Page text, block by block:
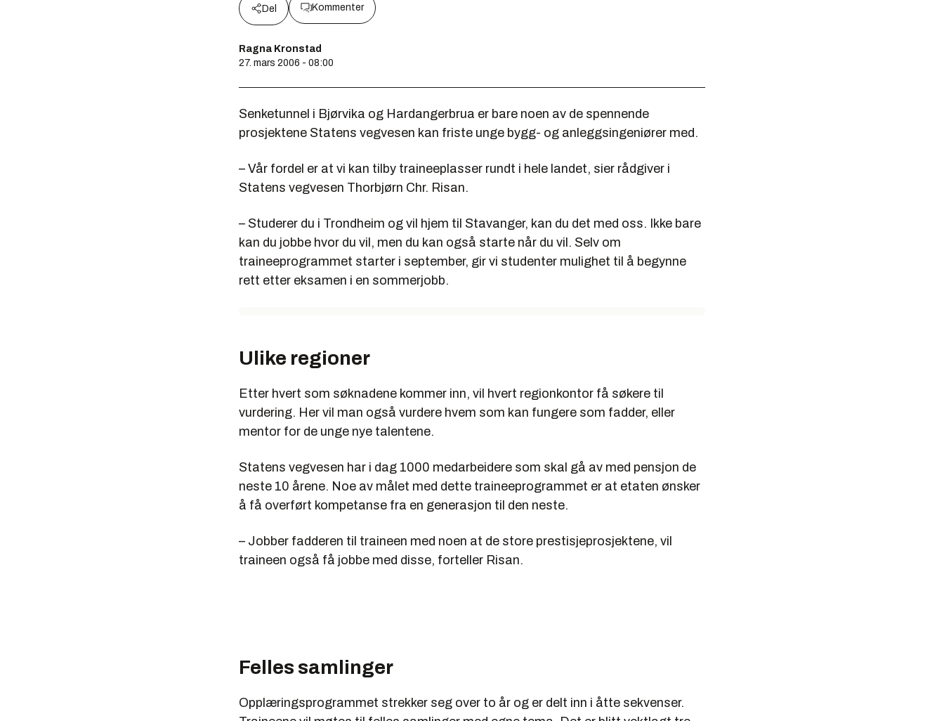
Del Kommenter
Ragna Kronstad
27. mars 2006 - 08:00
Senketunnel i Bjørvika og Hardangerbrua er bare noen av de spennende
prosjektene Statens vegvesen kan friste unge bygg- og anleggsingeniører med.
– Vår fordel er at vi kan tilby traineeplasser rundt i hele landet, sier rådgiver i
Statens vegvesen Thorbjørn Chr. Risan.
– Studerer du i Trondheim og vil hjem til Stavanger, kan du det med oss. Ikke bare
kan du jobbe hvor du vil, men du kan også starte når du vil. Selv om
traineeprogrammet starter i september, gir vi studenter mulighet til å begynne
rett etter eksamen i en sommerjobb.
Ulike regioner
Etter hvert som søknadene kommer inn, vil hvert regionkontor få søkere til
vurdering. Her vil man også vurdere hvem som kan fungere som fadder, eller
mentor for de unge nye talentene.
Statens vegvesen har i dag 1000 medarbeidere som skal gå av med pensjon de
neste 10 årene. Noe av målet med dette traineeprogrammet er at etaten ønsker
å få overført kompetanse fra en generasjon til den neste.
– Jobber fadderen til traineen med noen at de store prestisjeprosjektene, vil
traineen også få jobbe med disse, forteller Risan.
Felles samlinger
Opplæringsprogrammet strekker seg over to år og er delt inn i åtte sekvenser.